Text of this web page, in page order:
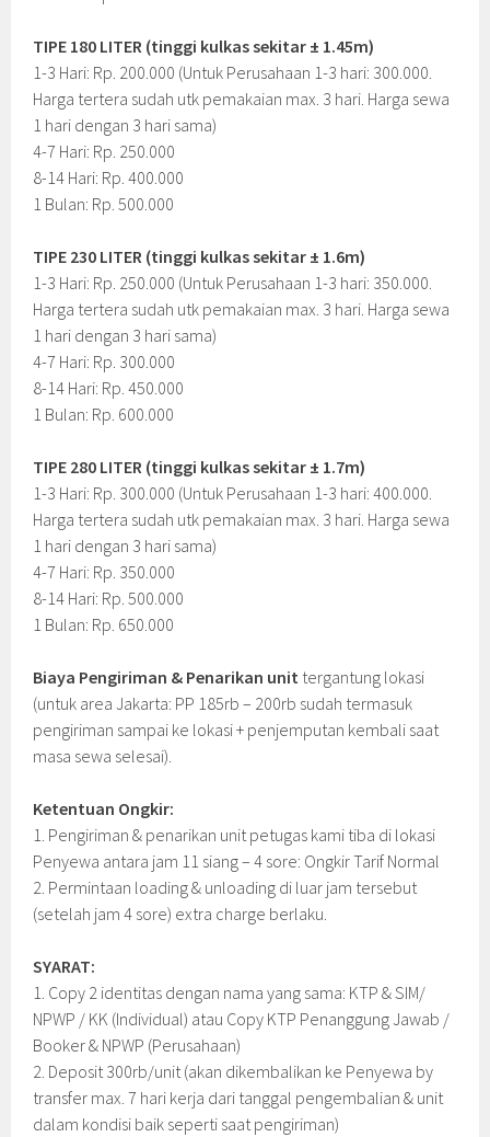
TIPE 180 LITER (tinggi kulkas sekitar ± 1.45m)
1-3 Hari: Rp. 200.000 (Untuk Perusahaan 1-3 hari: 300.000.
Harga tertera sudah utk pemakaian max. 3 hari. Harga sewa
1 hari dengan 3 hari sama)
4-7 Hari: Rp. 250.000
8-14 Hari: Rp. 400.000
1 Bulan: Rp. 500.000
TIPE 230 LITER (tinggi kulkas sekitar ± 1.6m)
1-3 Hari: Rp. 250.000 (Untuk Perusahaan 1-3 hari: 350.000.
Harga tertera sudah utk pemakaian max. 3 hari. Harga sewa
1 hari dengan 3 hari sama)
4-7 Hari: Rp. 300.000
8-14 Hari: Rp. 450.000
1 Bulan: Rp. 600.000
TIPE 280 LITER (tinggi kulkas sekitar ± 1.7m)
1-3 Hari: Rp. 300.000 (Untuk Perusahaan 1-3 hari: 400.000.
Harga tertera sudah utk pemakaian max. 3 hari. Harga sewa
1 hari dengan 3 hari sama)
4-7 Hari: Rp. 350.000
8-14 Hari: Rp. 500.000
1 Bulan: Rp. 650.000
Biaya Pengiriman & Penarikan unit tergantung lokasi
(untuk area Jakarta: PP 185rb – 200rb sudah termasuk
pengiriman sampai ke lokasi + penjemputan kembali saat
masa sewa selesai).
Ketentuan Ongkir:
1. Pengiriman & penarikan unit petugas kami tiba di lokasi
Penyewa antara jam 11 siang – 4 sore: Ongkir Tarif Normal
2. Permintaan loading & unloading di luar jam tersebut
(setelah jam 4 sore) extra charge berlaku.
SYARAT:
1. Copy 2 identitas dengan nama yang sama: KTP & SIM/
NPWP / KK (Individual) atau Copy KTP Penanggung Jawab /
Booker & NPWP (Perusahaan)
2. Deposit 300rb/unit (akan dikembalikan ke Penyewa by
transfer max. 7 hari kerja dari tanggal pengembalian & unit
dalam kondisi baik seperti saat pengiriman)